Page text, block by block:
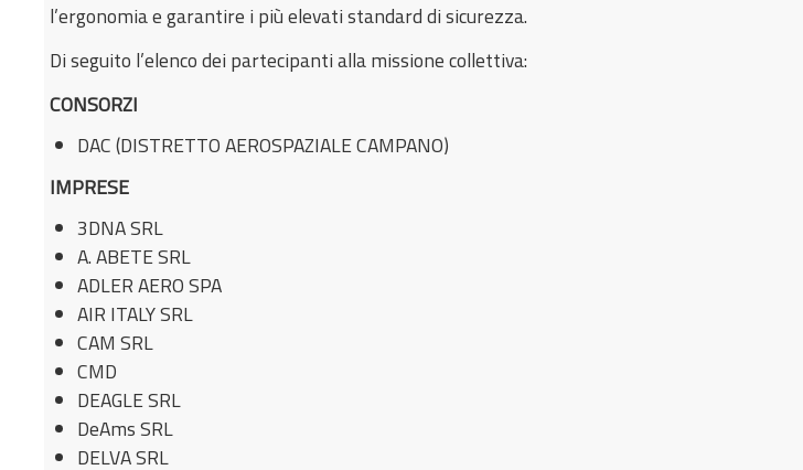
l’ergonomia e garantire i più elevati standard di sicurezza.
Di seguito l’elenco dei partecipanti alla missione collettiva:
CONSORZI
DAC (DISTRETTO AEROSPAZIALE CAMPANO)
IMPRESE
3DNA SRL
A. ABETE SRL
ADLER AERO SPA
AIR ITALY SRL
CAM SRL
CMD
DEAGLE SRL
DeAms SRL
DELVA SRL